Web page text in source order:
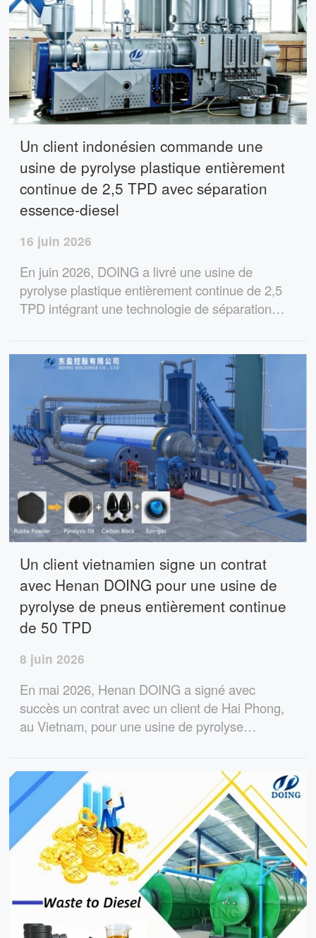
Un client indonésien commande une
usine de pyrolyse plastique entièrement
continue de 2,5 TPD avec séparation
essence-diesel
16 juin 2026
En juin 2026, DOING a livré une usine de
pyrolyse plastique entièrement continue de 2,5
TPD intégrant une technologie de séparation
haute qualité pour la protection des composants.
Un client vietnamien signe un contrat
avec Henan DOING pour une usine de
pyrolyse de pneus entièrement continue
de 50 TPD
8 juin 2026
En mai 2026, Henan DOING a signé avec
succès un contrat avec un client de Hai Phong,
au Vietnam, pour une usine de pyrolyse
contribuera à convertir les pneus usagés en
mazout et en noir de carbone précieux.